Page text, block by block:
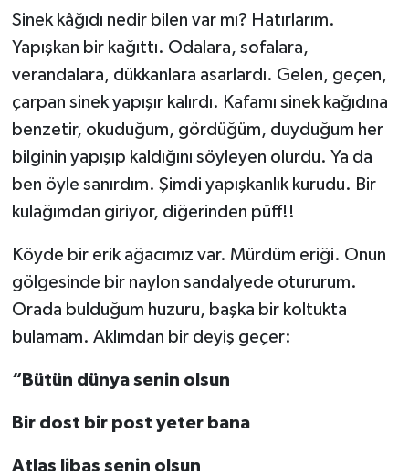
Sinek kâğıdı nedir bilen var mı? Hatırlarım.
Yapışkan bir kağıttı. Odalara, sofalara,
verandalara, dükkanlara asarlardı. Gelen, geçen,
çarpan sinek yapışır kalırdı. Kafamı sinek kağıdına
benzetir, okuduğum, gördüğüm, duyduğum her
bilginin yapışıp kaldığını söyleyen olurdu. Ya da
ben öyle sanırdım. Şimdi yapışkanlık kurudu. Bir
kulağımdan giriyor, diğerinden püff!!
Köyde bir erik ağacımız var. Mürdüm eriği. Onun
gölgesinde bir naylon sandalyede otururum.
Orada bulduğum huzuru, başka bir koltukta
bulamam. Aklımdan bir deyiş geçer:
“Bütün dünya senin olsun
Bir dost bir post yeter bana
Atlas libas senin olsun